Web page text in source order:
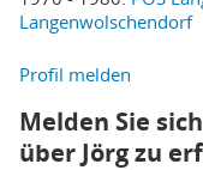
Langenwolschendorf
Profil melden
Melden Sie
über Jörg zu